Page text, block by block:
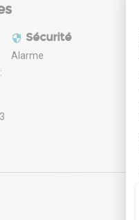
Sécurité
Alarme